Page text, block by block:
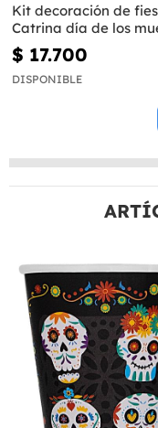
Kit decoración de
Catrina día de los
para 8 personas - Day
the Dead
$ 17.700
DISPONIBLE